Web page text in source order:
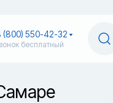
(800) 550-42-32
бесплатный